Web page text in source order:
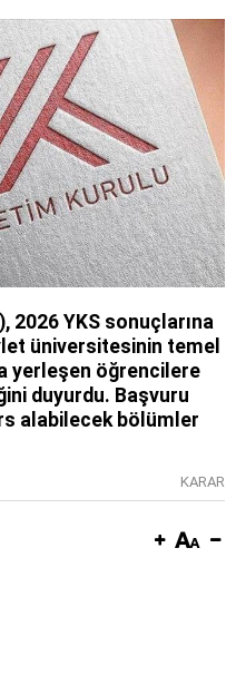
2026 YKS sonuçlarına
üniversitesinin temel
yerleşen öğrencilere
duyurdu. Başvuru
alabilecek bölümler
KARAR